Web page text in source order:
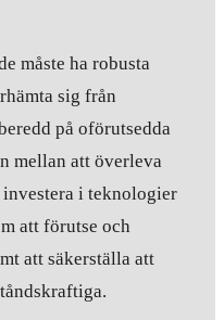
måste ha robusta
sig från
på oförutsedda
mellan att överleva
investera i teknologier
att förutse och
att säkerställa att